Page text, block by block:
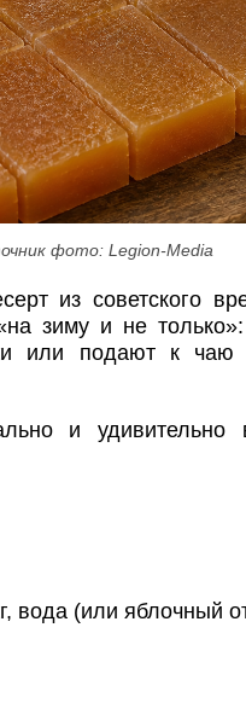
фото: Legion-Media
из советского
зиму и не
или подают к чаю
и
вода (или яблочный